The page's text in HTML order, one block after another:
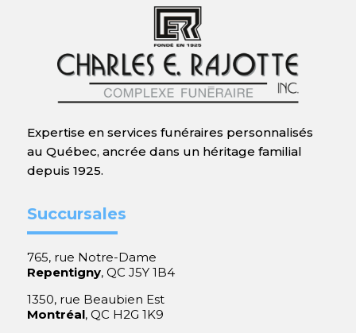
Expertise en services funéraires personnalisés
au Québec, ancrée dans un héritage familial
depuis 1925.
Succursales
765, rue Notre-Dame
Repentigny, QC J5Y 1B4
1350, rue Beaubien Est
Montréal, QC H2G 1K9